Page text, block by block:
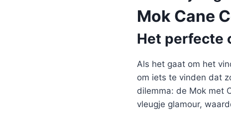
Mok Cane
Het perfecte
Als het gaat om het
om iets te vinden dat
dilemma: de Mok met
vleugje glamour,